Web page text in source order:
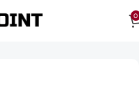
0